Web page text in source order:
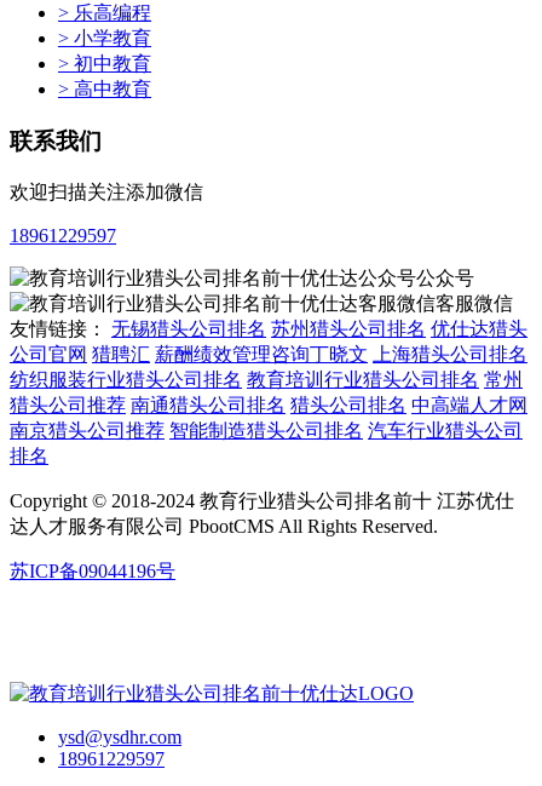
> 乐高编程
> 小学教育
> 初中教育
> 高中教育
联系我们
欢迎扫描关注添加微信
18961229597
公众号
客服微信
友情链接： 无锡猎头公司排名 苏州猎头公司排名 优仕达猎头
公司官网 猎聘汇 薪酬绩效管理咨询丁晓文
上海猎头公司排名
纺织服装行业猎头公司排名 教育培训行业猎头公司排名 常州
猎头公司推荐 南通猎头公司排名 猎头公司排名 中高端人才网
南京猎头公司推荐 智能制造猎头公司排名 汽车行业猎头公司
排名
Copyright © 2018-2024 教育行业猎头公司排名前十 江苏优仕
达人才服务有限公司 PbootCMS All Rights Reserved.
苏ICP备09044196号
ysd@ysdhr.com
18961229597